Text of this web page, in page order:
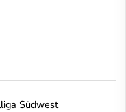
Südwest